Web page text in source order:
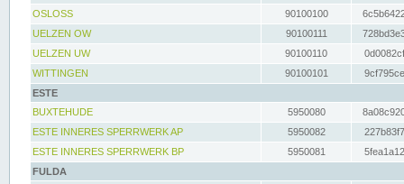
OSLOSS
90100100
UELZEN OW
90100111
UELZEN UW
90100110
WITTINGEN
90100101
ESTE
BUXTEHUDE
5950080
ESTE INNERES SPERRWERK AP
5950082
ESTE INNERES SPERRWERK BP
5950081
FULDA